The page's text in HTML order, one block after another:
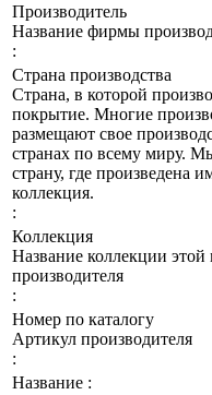
Производитель
Название фирмы
:
Страна производства
Страна, в которой
покрытие. Многие
размещают свое
странах по всему миру.
страну, где произведена
коллекция.
:
Коллекция
Название коллекции этой
производителя
:
Номер по каталогу
Артикул производителя
:
Название :